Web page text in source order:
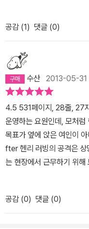
조해내는지, 작가의 뇌구
결구도 플롯을 고집해왔다.
도감, 불타는 심리전, 넘치
게 이번 작품은 주인공 일
하던 방송이 카메라 한 대
되어있다. 그래서 지상파
비제이의 일인 방송으로 전
하기 때문에 매우 분주하
느라 쉴 새 없이 바쁘다. 그
고, 작가의 전매특허인 디
장한 악역의 플레이나 매
해 넣었던 조/주연들의 서
어 몰입이 여러 번 끊어졌
가가 영혼을 갈아 넣었다.
꾼의 타깃들을 보호하고
러빙이 캘꾼으로 고용되
양치기 본연의 임무인 주연
대체 왜 쫓기는지조차 모
는 도망과 은신 속에 지쳐
가를 그의 대표작인 《링컨
경해마지 않는 이언 플레
랑슈》를 통해 첫 대면을
수많은 독자들이 제프리 디
았다. 어떤 북로거님이 마
고 평가했던데, 아직 제프리
었을 정도다. 이 작품은
만) 크라임 스릴러 작품 중
가 두 프로의 숨 막히는 심
즈물과 스탠드얼론(독립형
자에 비해 후자의 완성도가
선호하지 않는 나의 개인
물에 더 많은 애착을 기울
론이다. 역시 혹시나 하는
자면 이 책은 디버의 작품
작가가 매너리즘에 빠지는
솔직히 집필의 의도가 의
롯한 여러 캐릭터들도 평
트감이 묻어있지 않다.중
로 대충 읽고 페이지를 넘
스뵈'의 '레오파드'를 그 두
몰입해서 읽었던 것과 비
정도다. '남겨진 자들' 이후
공감 (1) 댓글 (0)
수산 2013-05-31
4.5 531페이지, 28줄, 27
운영하는 요원인데, 모처럼
목표가 옆에 앉은 여인이
fter 헨리 러빙의 공격은 상
는 현장에서 근무하기 위
앤, 딸 어맨더, 조앤의 동
더는 라이언의 친구인 카터
야기를 하면서 이동을 촉
공감 (0) 댓글 (0)